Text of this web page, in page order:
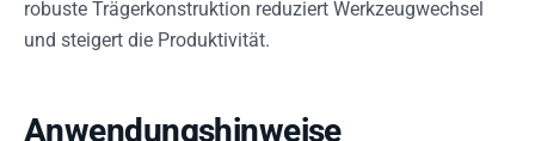
robuste Trägerkonstruktion reduziert Werkzeugwechsel
und steigert die Produktivität.
Anwendungshinweise